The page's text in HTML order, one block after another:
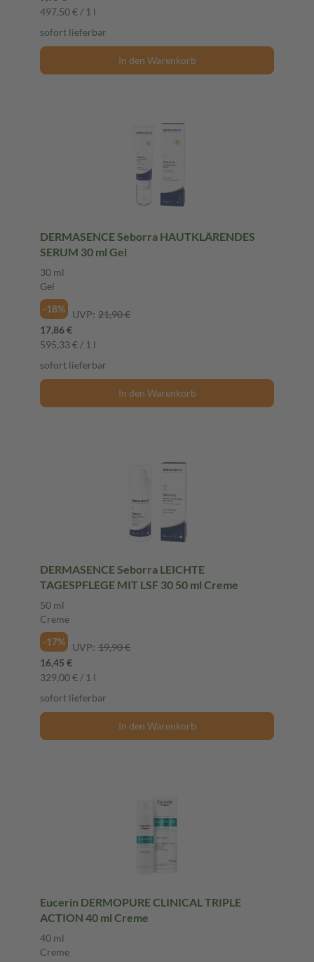
497,50 € / 1 l
sofort lieferbar
In den Warenkorb
DERMASENCE Seborra HAUTKLÄRENDES
SERUM 30 ml Gel
30 ml
Gel
-18%
UVP: 21,90 €
17,86 €
595,33 € / 1 l
sofort lieferbar
In den Warenkorb
DERMASENCE Seborra LEICHTE
TAGESPFLEGE MIT LSF 30 50 ml Creme
50 ml
Creme
-17%
UVP: 19,90 €
16,45 €
329,00 € / 1 l
sofort lieferbar
In den Warenkorb
Eucerin DERMOPURE CLINICAL TRIPLE
ACTION 40 ml Creme
40 ml
Creme